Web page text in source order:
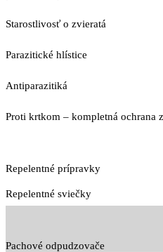
Starostlivosť o zvieratá
Parazitické hlístice
Antiparazitiká
Proti krtkom – kompletná ochrana
Repelentné prípravky
Repelentné sviečky
Pachové odpudzovače